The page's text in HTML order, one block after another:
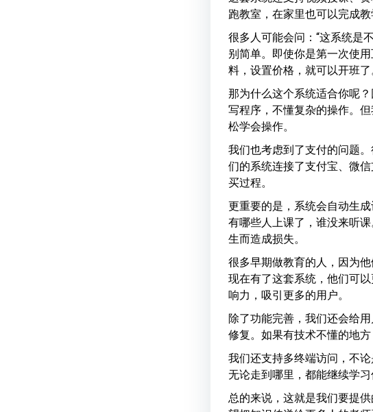
跑教室，在家里也可以完成教
很多人可能会问：“这系统是
别简单。即使你是第一次使
料，设置价格，就可以开班了
那为什么这个系统适合你呢
写程序，不懂复杂的操作。
松学会操作。
我们也考虑到了支付的问题
们的系统连接了支付宝、微
买过程。
更重要的是，系统会自动生
有哪些人上课了，谁没来听
生而造成损失。
很多早期做教育的人，因为
现在有了这套系统，他们可
响力，吸引更多的用户。
除了功能完善，我们还会给
修复。如果有技术不懂的地方
我们还支持多终端访问，不
无论走到哪里，都能继续学
总的来说，这就是我们要提供